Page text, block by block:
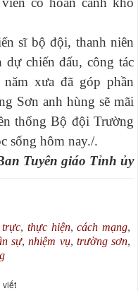
sĩ bộ đội, thanh niên
chiến đấu, công tác
xưa đã góp phần
Sơn anh hùng sẽ mãi
thống Bộ đội Trường
sống hôm nay./.
Tuyên giáo Tỉnh ủy
trực, thực hiện,cách mạng,
sự,nhiệm vụ, trường sơn,
viết